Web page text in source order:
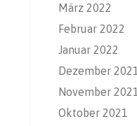
März 2022
Februar 2022
Januar 2022
Dezember 2021
November 2021
Oktober 2021